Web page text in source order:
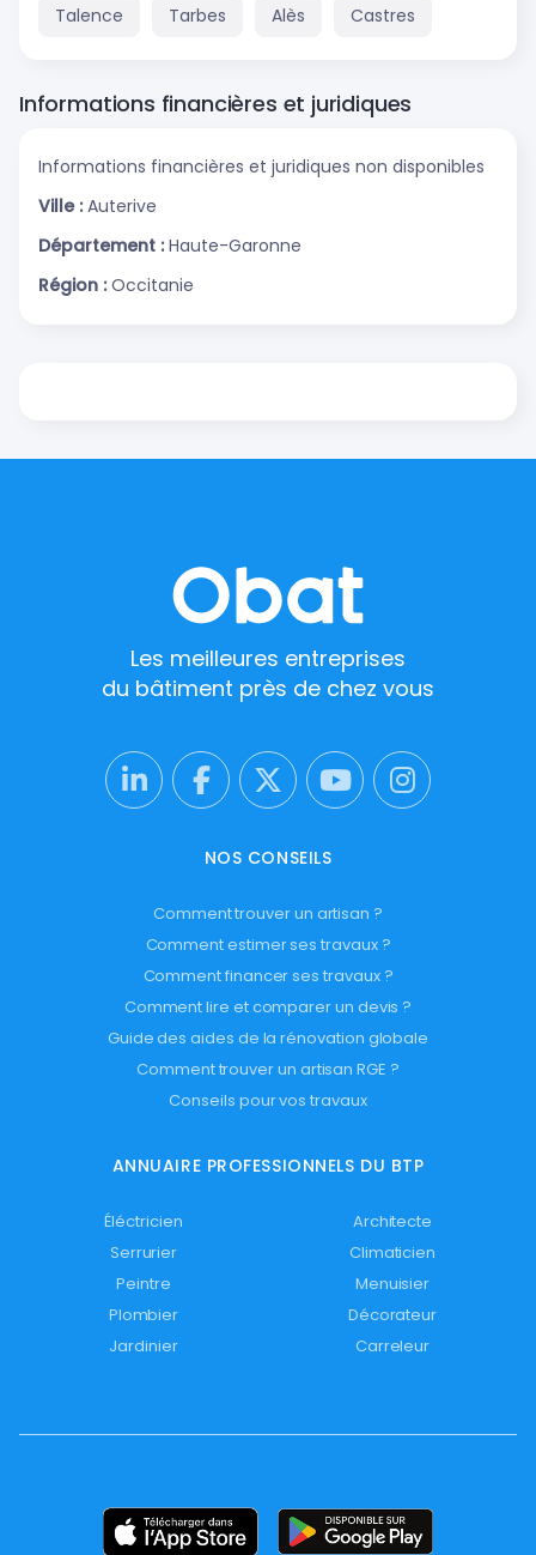
Talence Tarbes Alès Castres
Informations financières et juridiques
Informations financières et juridiques non disponibles
Ville : Auterive
Département : Haute-Garonne
Région : Occitanie
Les meilleures entreprises
du bâtiment près de chez vous
NOS CONSEILS
Comment trouver un artisan ?
Comment estimer ses travaux ?
Comment financer ses travaux ?
Comment lire et comparer un devis ?
Guide des aides de la rénovation globale
Comment trouver un artisan RGE ?
Conseils pour vos travaux
ANNUAIRE PROFESSIONNELS DU BTP
Éléctricien
Architecte
Serrurier
Climaticien
Peintre
Menuisier
Plombier
Décorateur
Jardinier
Carreleur